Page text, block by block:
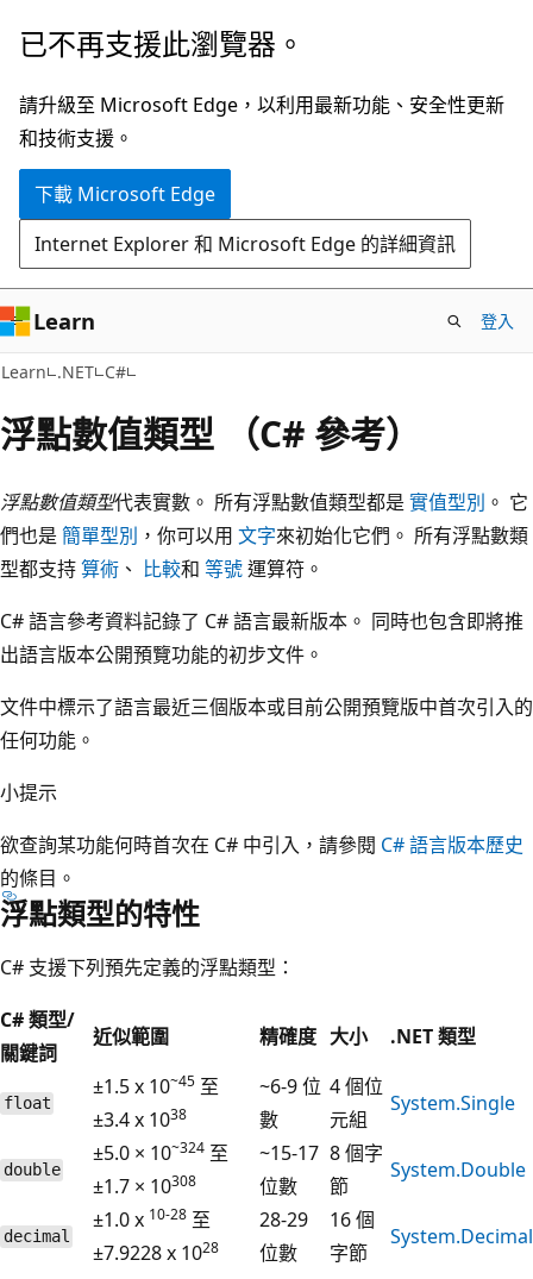
跳
主
要
內
已不再支援此瀏覽器。
請升級至 Microsoft Edge，以利用最新功能、安全性更新
和技術支援。
下載 Microsoft Edge
Internet Explorer 和 Microsoft Edge 的詳細資訊
Learn 登入
Learn .NET C#
浮點數值類型 （C# 參考）
浮點數值類型代表實數。 所有浮點數值類型都是 實值型別 。 它
們也是 簡單型別 ，你可以用 文字來初始化它們。 所有浮點數類
型都支持算術 、 比較和 等號運算符。
C# 語言參考資料記錄了 C# 語言最新版本。 同時也包含即將推
出語言版本公開預覽功能的初步文件。
文件中標示了語言最近三個版本或目前公開預覽版中首次引入的
任何功能。
小提示
欲查詢某功能何時首次在 C# 中引入，請參閱 C# 語言版本歷史
的條目。
浮點類型的特性
C# 支援下列預先定義的浮點類型：
C# 類型/
關鍵詞
近似範圍 精確度 大小 .NET 類型
float
±1.5 x 10~45 至
±3.4 x 1038
~6-9 位
數
4 個位
元組
System.Single
double
±5.0 × 10~324 至
±1.7 × 10308
~15-17
位數
8 個字
節
System.Double
decimal
±1.0 x 10-28 至
±7.9228 x 1028
28-29
位數
16 個
字節
System.Decimal